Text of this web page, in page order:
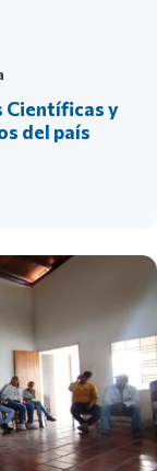
Científicas y
del país